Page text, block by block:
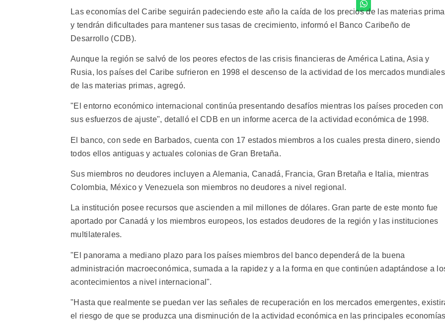
Las economías del Caribe seguirán padeciendo este año la caída de los precios de las materias
y tendrán dificultades para mantener sus tasas de crecimiento, informó el Banco Caribeño de
Desarrollo (CDB).
Aunque la región se salvó de los peores efectos de las crisis financieras de América Latina, Asia y
Rusia, los países del Caribe sufrieron en 1998 el descenso de la actividad de los mercados mundiales
de las materias primas, agregó.
"El entorno económico internacional continúa presentando desafíos mientras los países proceden con
sus esfuerzos de ajuste", detalló el CDB en un informe acerca de la actividad económica de 1998.
El banco, con sede en Barbados, cuenta con 17 estados miembros a los cuales presta dinero, siendo
todos ellos antiguas y actuales colonias de Gran Bretaña.
Sus miembros no deudores incluyen a Alemania, Canadá, Francia, Gran Bretaña e Italia, mientras
Colombia, México y Venezuela son miembros no deudores a nivel regional.
La institución posee recursos que ascienden a mil millones de dólares. Gran parte de este monto fue
aportado por Canadá y los miembros europeos, los estados deudores de la región y las instituciones
multilaterales.
"El panorama a mediano plazo para los países miembros del banco dependerá de la buena
administración macroeconómica, sumada a la rapidez y a la forma en que continúen adaptándose a
acontecimientos a nivel internacional".
"Hasta que realmente se puedan ver las señales de recuperación en los mercados emergentes,
el riesgo de que se produzca una disminución de la actividad económica en las principales